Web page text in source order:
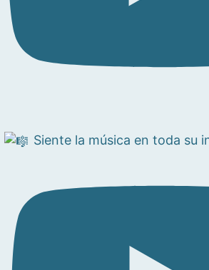
Siente la música en toda su